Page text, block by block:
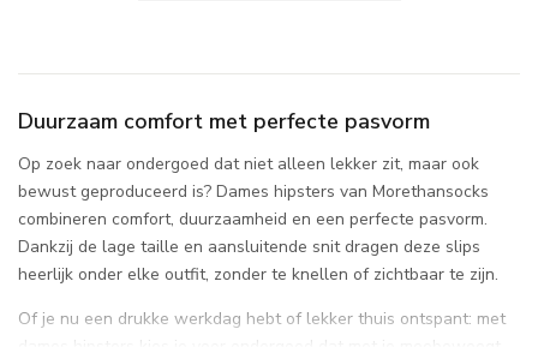
Duurzaam comfort met perfecte pasvorm
Op zoek naar ondergoed dat niet alleen lekker zit, maar ook
bewust geproduceerd is? Dames hipsters van Morethansocks
combineren comfort, duurzaamheid en een perfecte pasvorm.
Dankzij de lage taille en aansluitende snit dragen deze slips
heerlijk onder elke outfit, zonder te knellen of zichtbaar te zijn.
Of je nu een drukke werkdag hebt of lekker thuis ontspant: met